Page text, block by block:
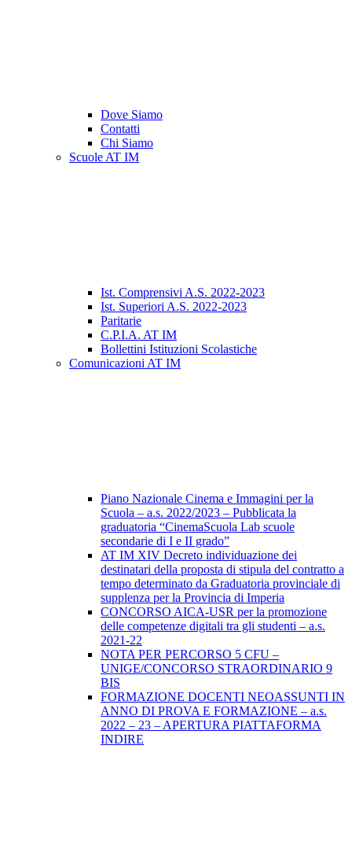
Dove Siamo
Contatti
Chi Siamo
Scuole AT IM
Ist. Comprensivi A.S. 2022-2023
Ist. Superiori A.S. 2022-2023
Paritarie
C.P.I.A. AT IM
Bollettini Istituzioni Scolastiche
Comunicazioni AT IM
Piano Nazionale Cinema e Immagini per la
Scuola – a.s. 2022/2023 – Pubblicata la
graduatoria “CinemaScuola Lab scuole
secondarie di I e II grado”
AT IM XIV Decreto individuazione dei
destinatari della proposta di stipula del contratto a
tempo determinato da Graduatoria provinciale di
supplenza per la Provincia di Imperia
CONCORSO AICA-USR per la promozione
delle competenze digitali tra gli studenti – a.s.
2021-22
NOTA PER PERCORSO 5 CFU –
UNIGE/CONCORSO STRAORDINARIO 9
BIS
FORMAZIONE DOCENTI NEOASSUNTI IN
ANNO DI PROVA E FORMAZIONE – a.s.
2022 – 23 – APERTURA PIATTAFORMA
INDIRE